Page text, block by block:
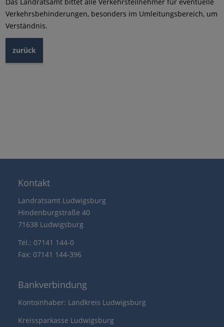
Verkehrsbehinderungen, besonders im Umleitungsbereich, um
Verständnis.
zurück
Kontakt
Landratsamt Ludwigsburg
Hindenburgstraße 40
71638 Ludwigsburg
Tel.: 07141 144-0
Fax: 07141 144-396
Bankverbindung
Kontoinhaber: Landkreis Ludwigsburg
Kreissparkasse Ludwigsburg